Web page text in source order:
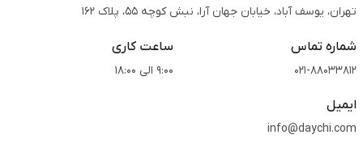
تهران، یوسف آباد، خیابان جهان آرا، نبش کوچه 55، پلاک 162
شماره تماس
021-88033812
ساعت کاری
9:00 الی 18:00
ایمیل
info@daychi.com